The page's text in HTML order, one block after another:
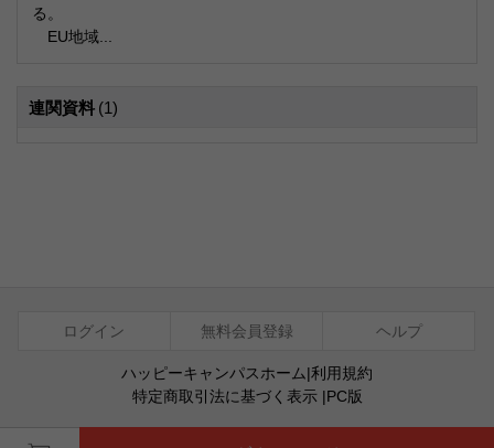
る。
EU地域...
連関資料 (1)
ログイン 無料会員登録 ヘルプ
ハッピーキャンパスホーム|利用規約
特定商取引法に基づく表示|PC版